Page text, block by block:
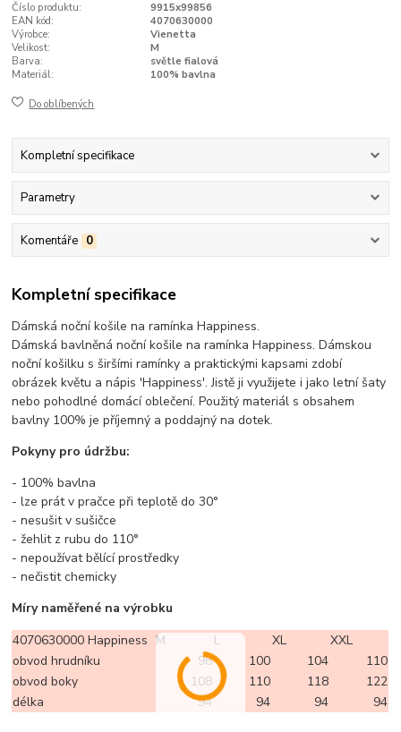
Číslo produktu:
9915x99856
EAN kód:
4070630000
Výrobce:
Vienetta
Velikost:
M
Barva:
světle fialová
Materiál:
100% bavlna
Do oblíbených
Kompletní specifikace
Parametry
Komentáře 0
Kompletní specifikace
Dámská noční košile na ramínka Happiness.
Dámská bavlněná noční košile na ramínka Happiness. Dámskou
noční košilku s širšími ramínky a praktickými kapsami zdobí
obrázek květu a nápis 'Happiness'. Jistě ji využijete i jako letní šaty
nebo pohodlné domácí oblečení. Použitý materiál s obsahem
bavlny 100% je příjemný a poddajný na dotek.
Pokyny pro údržbu:
- 100% bavlna
- lze prát v pračce při teplotě do 30°
- nesušit v sušičce
- žehlit z rubu do 110°
- nepoužívat bělící prostředky
- nečistit chemicky
Míry naměřené na výrobku
4070630000 Happiness M L XL
XXL
obvod hrudníku
98 100 104
110
obvod boky
108 110 118
122
délka
94 94 94 94